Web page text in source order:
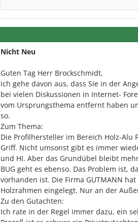
Nicht Neu
Guten Tag Herr Brockschmidt,
ich gehe davon aus, dass Sie in der
bei vielen Diskussionen in Internet-
vom Ursprungsthema entfernt haben
so.
Zum Thema:
Die Profilhersteller im Bereich Holz-Alu
Griff. Nicht umsonst gibt es immer
und HI. Aber das Grundübel bleibt
BUG geht es ebenso. Das Problem ist,
vorhanden ist. Die Firma GUTMANN
Holzrahmen eingelegt. Nur an der
Zu den Gutachten:
Ich rate in der Regel immer dazu, ein